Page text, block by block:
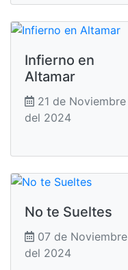
Infierno en
Altamar
21 de Noviembre
del 2024
No te Sueltes
07 de Noviembre
del 2024